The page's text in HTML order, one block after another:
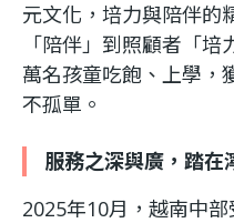
元文化，培力與陪伴的
「陪伴」到照顧者「
萬名孩童吃飽、上學，
不孤單。
服務之深與廣，踏在
2025年10月，​越南中